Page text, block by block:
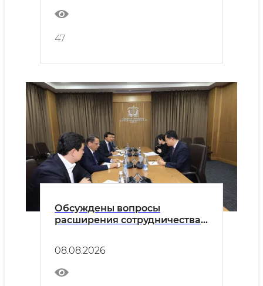
47
Обсуждены вопросы
расширения сотрудничества
образования
08.08.2026